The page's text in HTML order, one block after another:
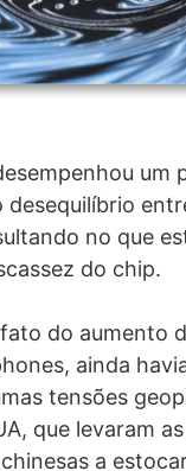
um
desequilíbrio
no que
do chip.
do aumento
ainda
tensões
que levaram
a